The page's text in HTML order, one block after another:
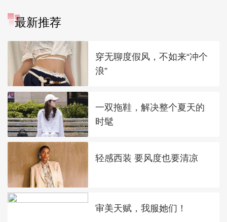
最新推荐
穿无聊度假风，不如来“冲个
浪”
一双拖鞋，解决整个夏天的
时髦
轻感西装 要风度也要清凉
审美天赋，我服她们！